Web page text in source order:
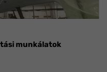
munkálatok